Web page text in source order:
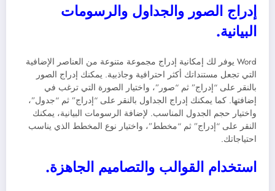
إدراج الصور والجداول والرسومات
البيانية.
Word يوفر لك إمكانية إدراج مجموعة متنوعة من العناصر الإضافية
التي تجعل مستنداتك أكثر احترافية وجاذبية. يمكنك إدراج الصور
بالنقر على “إدراج” ثم “صور”، واختيار الصورة التي ترغب في
إضافتها. كما يمكنك إدراج الجداول بالنقر على “إدراج” ثم “جدول”،
واختيار حجم الجدول المناسب. لإضافة الرسومات البيانية، يمكنك
النقر على “إدراج” ثم “مخطط”، واختيار نوع المخطط الذي يناسب
احتياجاتك.
استخدام القوالب والتصاميم الجاهزة.